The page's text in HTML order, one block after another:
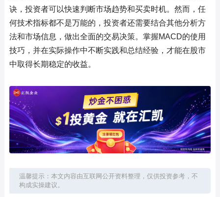
诀，投资者可以快速判断市场趋势和买卖时机。然而，任
何技术指标都不是万能的，投资者还需要结合其他分析方
法和市场信息，做出全面的交易决策。掌握MACD的使用
技巧，并在实际操作中不断实践和总结经验，才能在股市
中取得长期稳定的收益。
温馨提示：本文内容由互联网公开资料整理，仅供投资参考，不
构成实操建议。